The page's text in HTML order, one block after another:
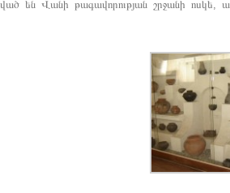
են Վանի թագավորության շրջանի